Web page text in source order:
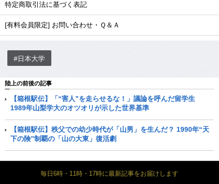
特定商取引法に基づく表記
[有料会員限定] お問い合わせ・Ｑ＆Ａ
#日本大学
陸上の前後の記事
【箱根駅伝】「“害人”を走らせるな！」議論を呼んだ留学生
1989年山梨学大のオツオリが示した世界基準
【箱根駅伝】秩父での幼少時代が「山男」を生んだ？ 1990年“天
下の険”制覇の「山の大東」復活劇
毎日6時・11時・17時に最新記事をお届けします